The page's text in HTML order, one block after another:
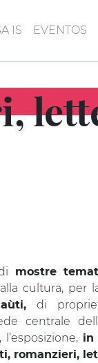
IS EVENTOS
mostre
alla cultura, per
di
centrale
in
romanzieri,